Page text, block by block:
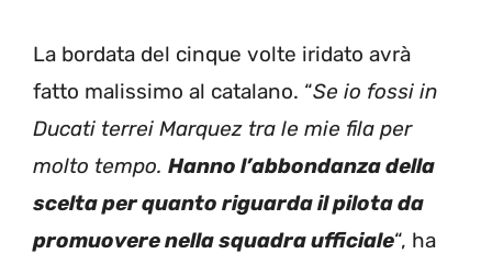
La bordata del cinque volte iridato avrà
fatto malissimo al catalano. “Se io fossi in
Ducati terrei Marquez tra le mie fila per
molto tempo. Hanno l’abbondanza della
scelta per quanto riguarda il pilota da
promuovere nella squadra ufficiale“, ha